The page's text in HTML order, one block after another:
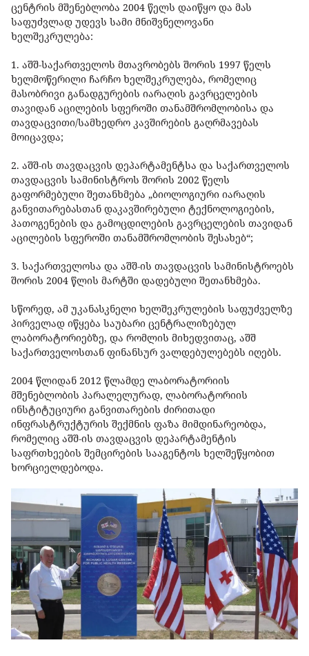
ცენტრის მშენებლობა 2004 წელს დაიწყო და მას
საფუძვლად უდევს სამი მნიშვნელოვანი
ხელშეკრულება:
1. აშშ-საქართველოს მთავრობებს შორის 1997 წელს
ხელმოწერილი ჩარჩო ხელშეკრულება, რომელიც
მასობრივი განადგურების იარაღის გავრცელების
თავიდან აცილების სფეროში თანამშრომლობისა და
თავდაცვითი/სამხედრო კავშირების გაღრმავებას
მოიცავდა;
2. აშშ-ის თავდაცვის დეპარტამენტსა და საქართველოს
თავდაცვის სამინისტროს შორის 2002 წელს
გაფორმებული შეთანხმება „ბიოლოგიური იარაღის
განვითარებასთან დაკავშირებული ტექნოლოგიების,
პათოგენების და გამოცდილების გავრცელების თავიდან
აცილების სფეროში თანამშრომლობის შესახებ“;
3. საქართველოსა და აშშ-ის თავდაცვის სამინისტროებს
შორის 2004 წლის მარტში დადებული შეთანხმება.
სწორედ, ამ უკანასკნელი ხელშეკრულების საფუძველზე
პირველად იწყება საუბარი ცენტრალიზებულ
ლაბორატორიებზე, და რომლის მიხედვითაც, აშშ
საქართველოსთან ფინანსურ ვალდებულებებს იღებს.
2004 წლიდან 2012 წლამდე ლაბორატორიის
მშენებლობის პარალელურად, ლაბორატორიის
ინსტიტუციური განვითარების ძირითადი
ინფრასტრუქტურის შექმნის ფაზა მიმდინარეობდა,
რომელიც აშშ-ის თავდაცვის დეპარტამენტის
საფრთხეების შემცირების სააგენტოს ხელშეწყობით
ხორციელდებოდა.